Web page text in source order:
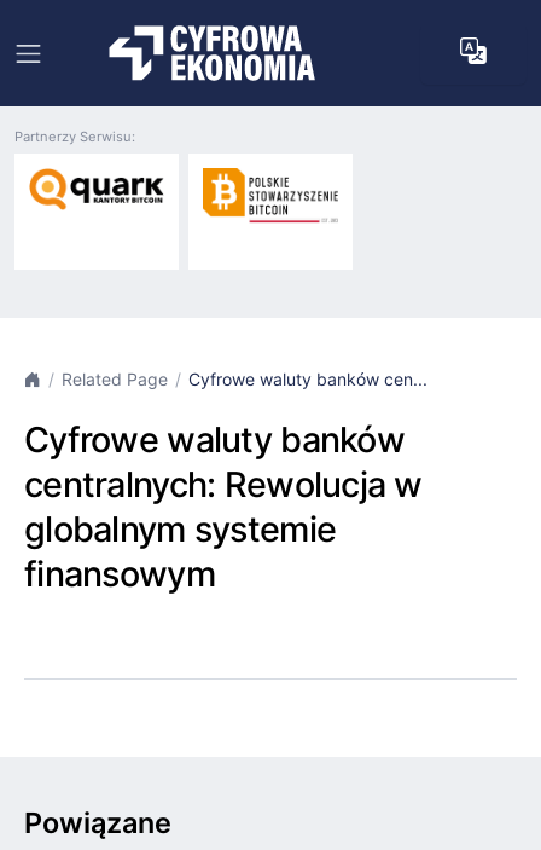
Partnerzy Serwisu:
Related Page Cyfrowe waluty banków cen...
Cyfrowe waluty banków
centralnych: Rewolucja w
globalnym systemie
finansowym
Powiązane